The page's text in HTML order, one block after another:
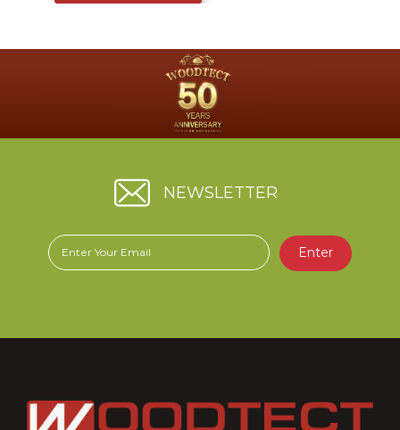
NEWSLETTER
Enter